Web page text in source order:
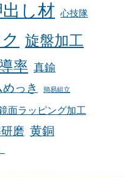
し材 心技隊
旋盤加工
率 真鍮
っき 簡易組立
面ラッピング加工
磨 黄銅